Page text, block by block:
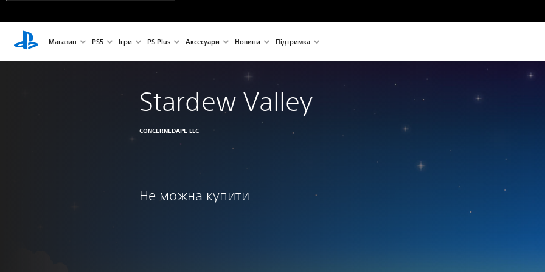
Магазин PS5 Ігри PS Plus Аксесуари Новини Підтримка
Stardew Valley
CONCERNEDAPE LLC
Не можна купити